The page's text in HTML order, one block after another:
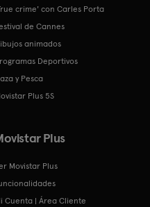
crime' con Carles Porta
de Cannes
animados
Deportivos
y Pesca
Plus 5S
Plus
Movistar Plus
Cuenta | Área Cliente